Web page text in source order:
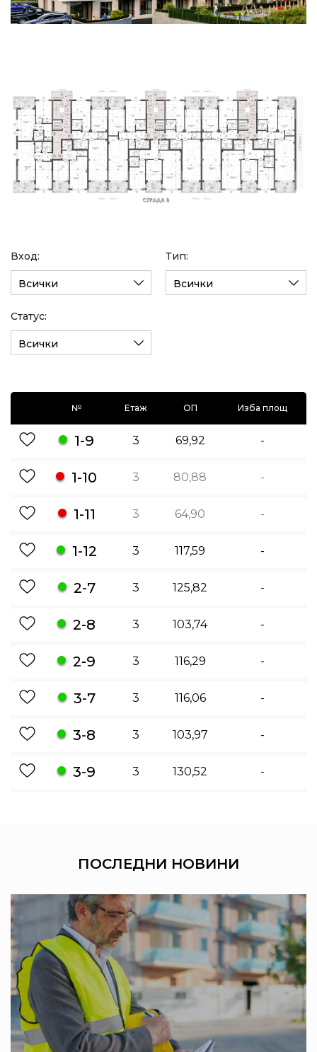
Вход:
Всички
Тип:
Всички
Статус:
Всички
№ Етаж ОП Изба площ
1-9 3 69,92 -
1-10 3 80,88 -
1-11 3 64,90 -
1-12 3 117,59 -
2-7 3 125,82 -
2-8 3 103,74 -
2-9 3 116,29 -
3-7 3 116,06 -
3-8 3 103,97 -
3-9 3 130,52 -
ПОСЛЕДНИ НОВИНИ